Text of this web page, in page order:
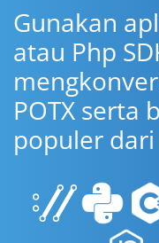
Gunakan
atau Php
POTX serta
populer